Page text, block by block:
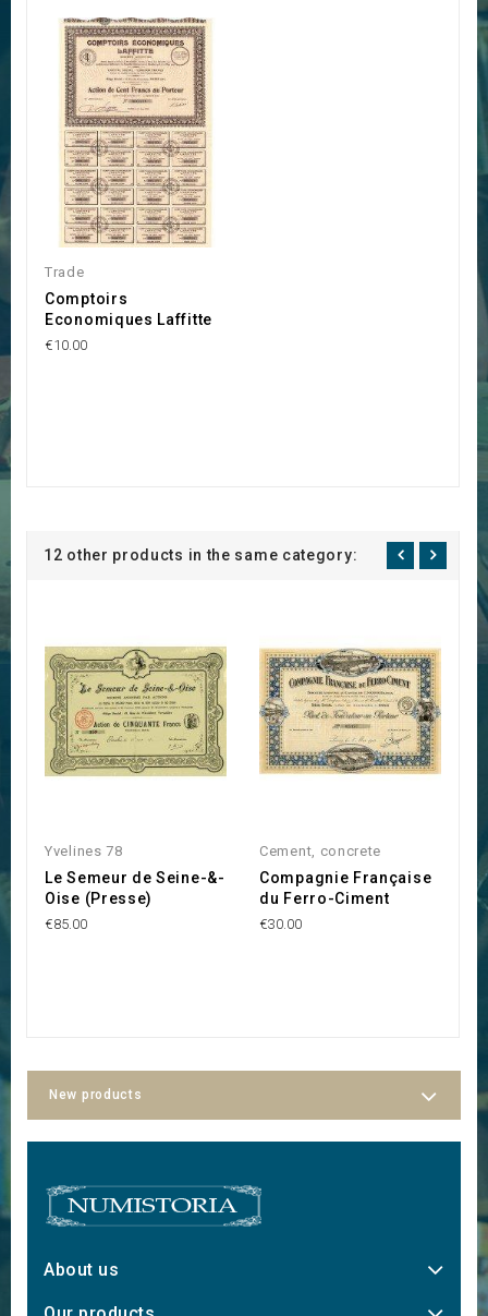
Trade
Comptoirs
Economiques Laffitte
€10.00
12 other products in the same category:
Yvelines 78
Le Semeur de Seine-&-
Oise (Presse)
€85.00
Cement, concrete
Compagnie Française
du Ferro-Ciment
€30.00
New products
About us